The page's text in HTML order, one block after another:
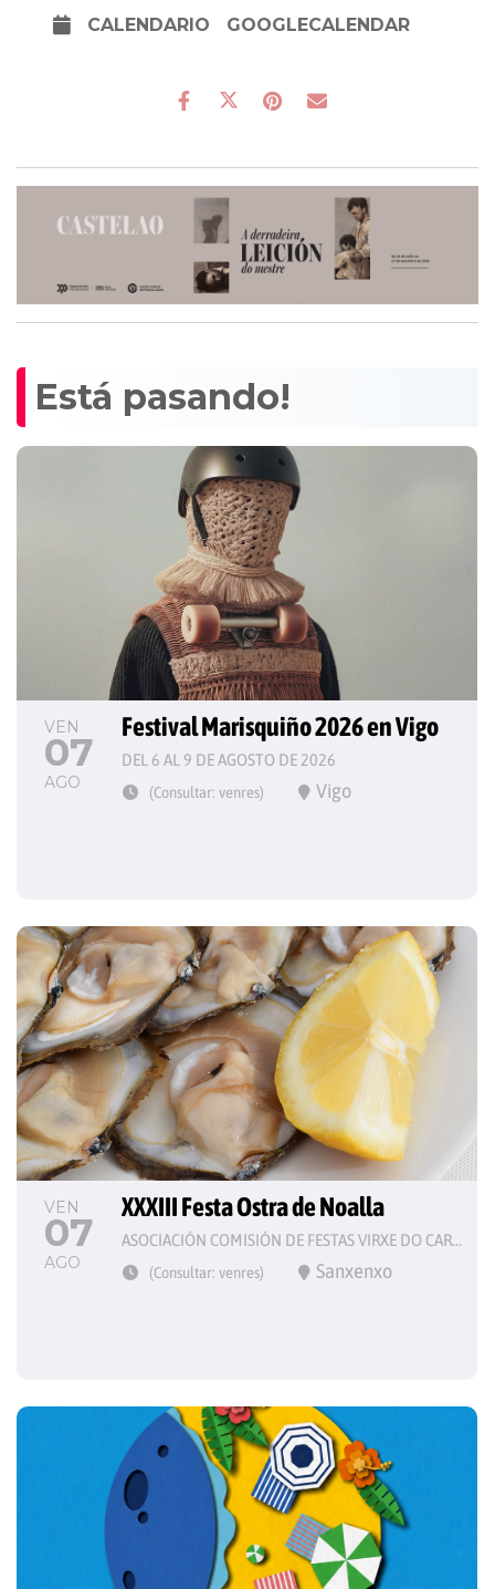
CALENDARIO GOOGLECALENDAR
Está pasando!
VEN
07
AGO
Festival Marisquiño 2026 en Vigo
DEL 6 AL 9 DE AGOSTO DE 2026
(Consultar: venres) Vigo
VEN
07
AGO
XXXIII Festa Ostra de Noalla
ASOCIACIÓN COMISIÓN DE FESTAS VIRXE DO CARME
(Consultar: venres) Sanxenxo